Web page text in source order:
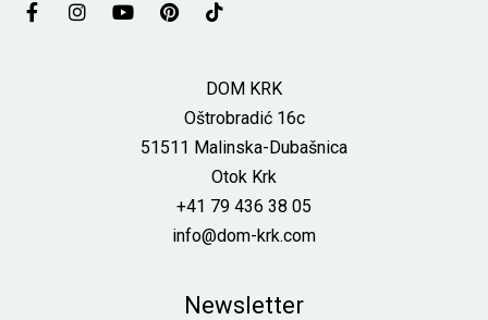
DOM KRK
Oštrobradić 16c
51511 Malinska-Dubašnica
Otok Krk
+41 79 436 38 05
info@dom-krk.com
Newsletter
51511 Malinska-Dubašnica